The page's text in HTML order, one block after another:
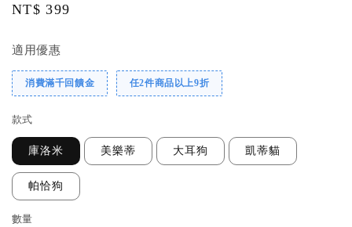
Regular
NT$ 399
適用優惠
消費滿千回饋金 任2件商品以上9折
款式
庫洛米 美樂蒂 大耳狗 凱蒂貓
帕恰狗
數量